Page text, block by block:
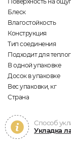
Блеск
Влагостойкость
Конструкция
Тип соединения
Подходит для
В одной упаковке
Досок в упаковке
Вес упаковки, кг
Страна
Способ
Укладка